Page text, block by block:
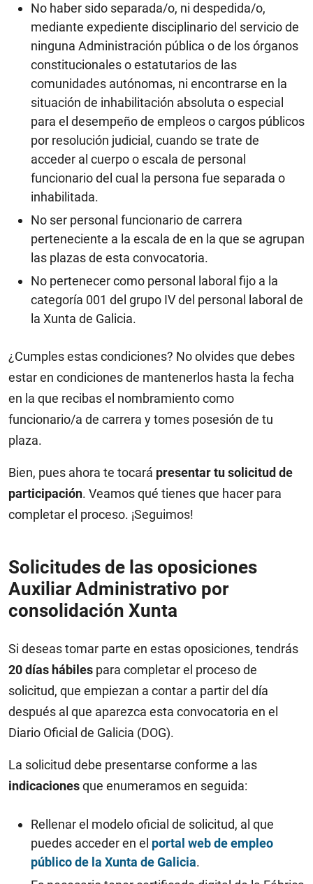
No haber sido separada/o, ni despedida/o,
mediante expediente disciplinario del servicio de
ninguna Administración pública o de los órganos
constitucionales o estatutarios de las
comunidades autónomas, ni encontrarse en la
situación de inhabilitación absoluta o especial
para el desempeño de empleos o cargos públicos
por resolución judicial, cuando se trate de
acceder al cuerpo o escala de personal
funcionario del cual la persona fue separada o
inhabilitada.
No ser personal funcionario de carrera
perteneciente a la escala de en la que se agrupan
las plazas de esta convocatoria.
No pertenecer como personal laboral fijo a la
categoría 001 del grupo IV del personal laboral de
la Xunta de Galicia.
¿Cumples estas condiciones? No olvides que debes
estar en condiciones de mantenerlos hasta la fecha
en la que recibas el nombramiento como
funcionario/a de carrera y tomes posesión de tu
plaza.
Bien, pues ahora te tocará presentar tu solicitud de
participación. Veamos qué tienes que hacer para
completar el proceso. ¡Seguimos!
Solicitudes de las oposiciones
Auxiliar Administrativo por
consolidación Xunta
Si deseas tomar parte en estas oposiciones, tendrás
20 días hábiles para completar el proceso de
solicitud, que empiezan a contar a partir del día
después al que aparezca esta convocatoria en el
Diario Oficial de Galicia (DOG).
La solicitud debe presentarse conforme a las
indicacionesque enumeramos en seguida:
Rellenar el modelo oficial de solicitud, al que
puedes acceder en el portal web de empleo
público de la Xunta de Galicia.